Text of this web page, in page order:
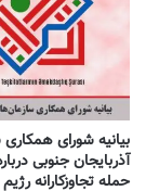
بیانیه شورای
آذربایجان جنوبی
حمله تجاوزکارانه